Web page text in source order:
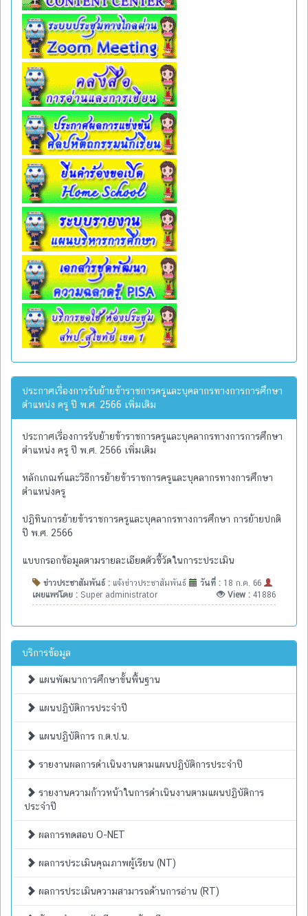
ประกาศเรื่องการรับย้ายข้าราชการครูและบุคลากรทางการการศึกษา
ตำแหน่ง ครู ปี พ.ศ. 2566 เพิ่มเติม
ประกาศเรื่องการรับย้ายข้าราชการครูและบุคลากรทางการการศึกษา
ตำแหน่ง ครู ปี พ.ศ. 2566 เพิ่มเติม
หลักเกณฑ์และวิธีการย้ายข้าราชการครูและบุคลากรทางการศึกษา
ตำแหน่งครู
ปฏิทินการย้ายข้าราชการครูและบุคลากรทางการศึกษา การย้ายปกติ
ปี พ.ศ. 2566
แบบกรอกข้อมูลตามรายละเอียดตัวชี้วัดในการะประเมิน
ข่าวประชาสัมพันธ์ : แจ้งข่าวประชาสัมพันธ์ วันที่ : 18 ก.ค. 66
เผยแพร่โดย : Super administrator View : 41886
บริการข้อมูล
แผนพัฒนาการศึกษาขั้นพื้นฐาน
แผนปฏิบัติการประจำปี
แผนปฏิบัติการ ก.ต.ป.น.
รายงานผลการดำเนินงานตามแผนปฏิบัติการประจำปี
รายงานความก้าวหน้าในการดำเนินงานตามแผนปฏิบัติการ
ประจำปี
ผลการทดสอบ O-NET
ผลการประเมินคุณภาพผู้เรียน (NT)
ผลการประเมินความสามารถด้านการอ่าน (RT)